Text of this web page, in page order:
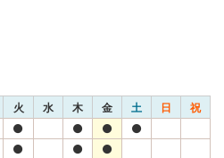
火 水 木 金 土 日 祝